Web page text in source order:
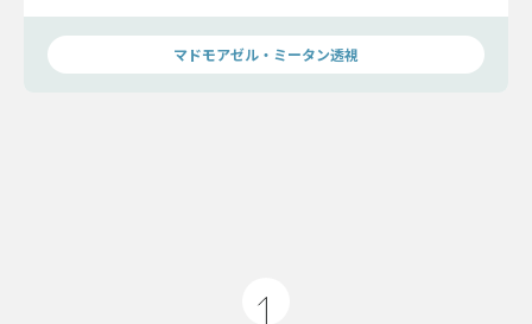
時、あなたが手にするものとは…。
マドモアゼル・ミータン透視